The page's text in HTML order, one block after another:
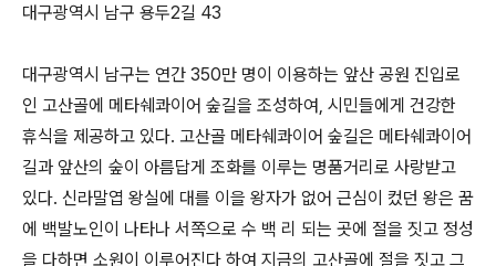
대구광역시 남구 용두2길 43
대구광역시 남구는 연간 350만 명이 이용하는 앞산 공원 진입로
인 고산골에 메타쉐콰이어 숲길을 조성하여, 시민들에게 건강한
휴식을 제공하고 있다. 고산골 메타쉐콰이어 숲길은 메타쉐콰이어
길과 앞산의 숲이 아름답게 조화를 이루는 명품거리로 사랑받고
있다. 신라말엽 왕실에 대를 이을 왕자가 없어 근심이 컸던 왕은 꿈
에 백발노인이 나타나 서쪽으로 수 백 리 되는 곳에 절을 짓고 정성
을 다하면 소원이 이루어진다 하여 지금의 고산골에 절을 짓고 그